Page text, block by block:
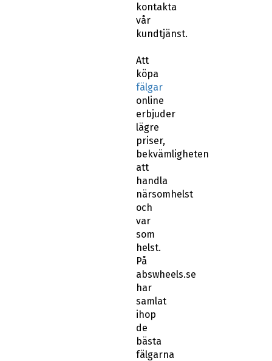
kontakta
vår
kundtjänst.
Att
köpa
fälgar
online
erbjuder
lägre
priser,
bekvämligheten
att
handla
närsomhelst
och
var
som
helst.
På
abswheels.se
har
samlat
ihop
de
bästa
fälgarna